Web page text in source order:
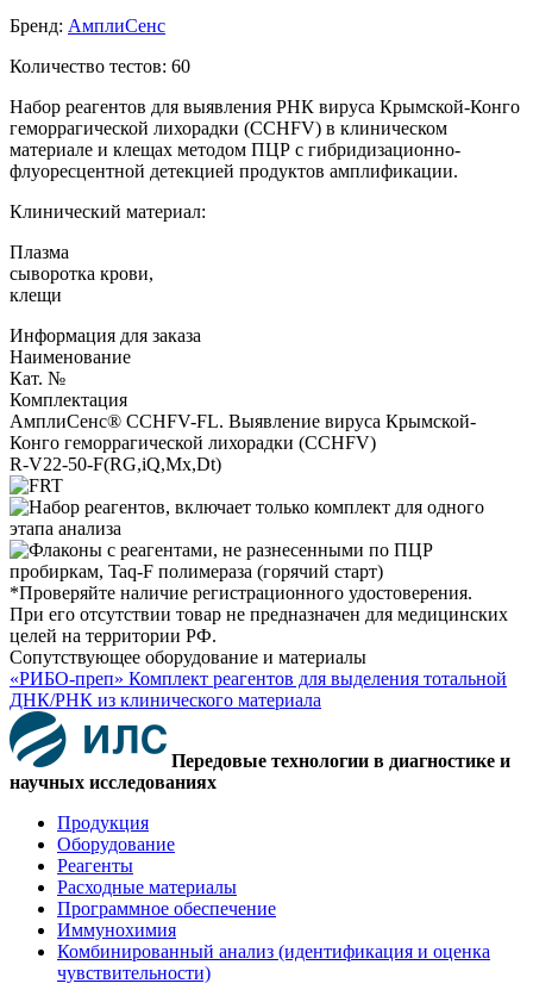
Бренд: АмплиСенс
Количество тестов: 60
Набор реагентов для выявления РНК вируса Крымской-Конго
геморрагической лихорадки (CCHFV) в клиническом
материале и клещах методом ПЦР с гибридизационно-
флуоресцентной детекцией продуктов амплификации.
Клинический материал:
Плазма
сыворотка крови,
клещи
Информация для заказа
Наименование
Кат. №
Комплектация
АмплиСенс® CCHFV-FL. Выявление вируса Крымской-
Конго геморрагической лихорадки (CCHFV)
R-V22-50-F(RG,iQ,Mx,Dt)
*Проверяйте наличие регистрационного удостоверения.
При его отсутствии товар не предназначен для медицинских
целей на территории РФ.
Сопутствующее оборудование и материалы
«РИБО-преп» Комплект реагентов для выделения тотальной
ДНК/РНК из клинического материала
Передовые технологии в диагностике и
научных исследованиях
Продукция
Оборудование
Реагенты
Расходные материалы
Программное обеспечение
Иммунохимия
Комбинированный анализ (идентификация и оценка
чувствительности)